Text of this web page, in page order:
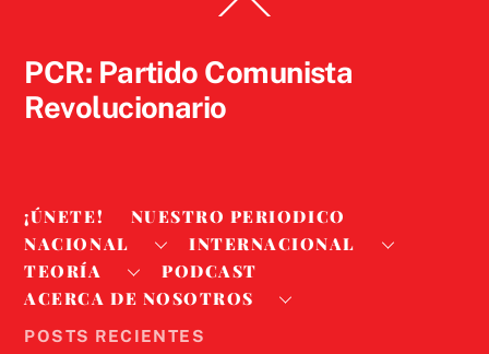
To
PCR: Partido Comunista
Revolucionario
¡ÚNETE!
NUESTRO PERIODICO
NACIONAL
INTERNACIONAL
TEORÍA
PODCAST
ACERCA DE NOSOTROS
POSTS RECIENTES